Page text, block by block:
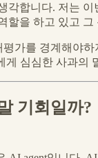
각합니다. 저는
할을 하고 있고
가를 경계해야
게 심심한 사과의
기회일까?